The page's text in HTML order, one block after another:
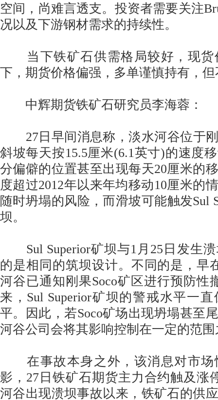
空间，尚难言透支。投资者需要关注
况以及下游钢材需求的持续性。
当下铁矿石供需格局较好，现货
下，期货价格偏强，多单谨慎持有，
中辉期货铁矿石研究员李海蓉：
27日早间消息称，淡水河谷位于刚
斜坡每天按15.5厘米(6.1英寸)的速度
分偏僻的位置甚至出现每天20厘米的
度超过2012年以来年均移动10厘米的
随时坍塌的风险，而滑坡可能触发Sul
坝。
Sul Superior矿坝与1月25日发生溃
的是相同的筑坝设计。不同的是，早
河谷已通知刚果Soco矿区进行预防性
来，Sul Superior矿坝的警戒水平一
平。因此，若Soco矿场出现坍塌甚至
河谷公司会将其影响控制在一定的范
在事故本身之外，该消息对市场
影，27日铁矿石期货主力合约触及涨
河谷出现溃坝事故以来，铁矿石的供